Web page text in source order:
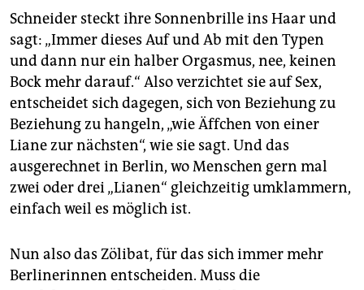
Schneider steckt ihre Sonnenbrille ins Haar und
sagt: „Immer dieses Auf und Ab mit den Typen
und dann nur ein halber Orgasmus, nee, keinen
Bock mehr darauf.“ Also verzichtet sie auf Sex,
entscheidet sich dagegen, sich von Beziehung zu
Beziehung zu hangeln, „wie Äffchen von einer
Liane zur nächsten“, wie sie sagt. Und das
ausgerechnet in Berlin, wo Menschen gern mal
zwei oder drei „Lianen“ gleichzeitig umklammern,
einfach weil es möglich ist.
Nun also das Zölibat, für das sich immer mehr
Berlinerinnen entscheiden. Muss die